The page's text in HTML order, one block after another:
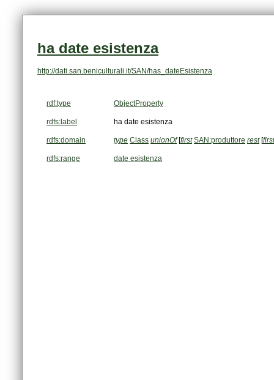
ha date esistenza
http://dati.san.beniculturali.it/SAN/has_dateEsistenza
rdf:type ObjectProperty
rdfs:label ha date esistenza
rdfs:domain type Class unionOf[first SAN:produttore rest[first
rdfs:range date esistenza